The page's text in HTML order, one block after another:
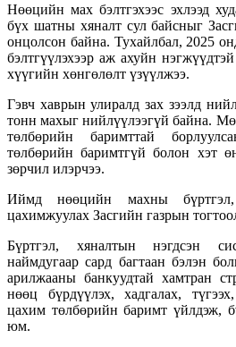
Нөөцийн мах бэлтгэхээс эхлээд
бүх шатны хяналт сул байсныг
онцолсон байна. Тухайлбал, 2025
бэлтгүүлэхээр аж ахуйн
хүүгийн хөнгөлөлт үзүүлжээ.
Гэвч хаврын улиралд зах зээлд
тонн махыг нийлүүлээгүй байна.
төлбөрийн баримттай
төлбөрийн баримтгүй болон хэт
зөрчил илэрчээ.
Иймд нөөцийн махны бүртгэл,
цахимжуулах Засгийн газрын
Бүртгэл, хяналтын нэгдсэн
наймдугаар сард багтаан бэлэн
арилжааны банкуудтай хамтран
нөөц бүрдүүлэх, хадгалах,
цахим төлбөрийн баримт үйлдэж,
юм.